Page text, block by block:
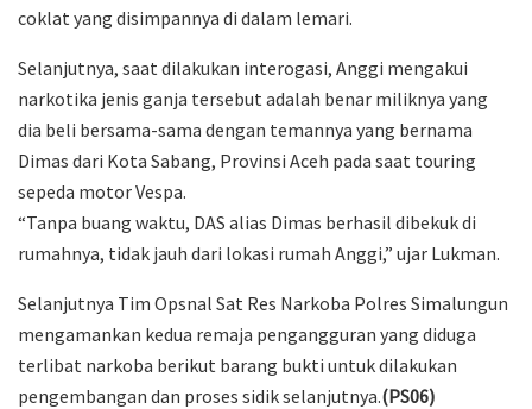
coklat yang disimpannya di dalam lemari.
Selanjutnya, saat dilakukan interogasi, Anggi mengakui
narkotika jenis ganja tersebut adalah benar miliknya yang
dia beli bersama-sama dengan temannya yang bernama
Dimas dari Kota Sabang, Provinsi Aceh pada saat touring
sepeda motor Vespa.
“Tanpa buang waktu, DAS alias Dimas berhasil dibekuk di
rumahnya, tidak jauh dari lokasi rumah Anggi,” ujar Lukman.
Selanjutnya Tim Opsnal Sat Res Narkoba Polres Simalungun
mengamankan kedua remaja pengangguran yang diduga
terlibat narkoba berikut barang bukti untuk dilakukan
pengembangan dan proses sidik selanjutnya.(PS06)